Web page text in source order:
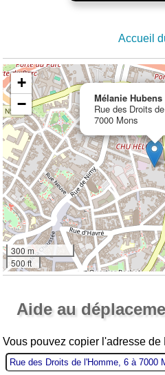
Accueil
Mélanie Hubens
Rue des Droits
7000 Mons
+
−
300 m
500 ft
Aide au
Vous pouvez copier l'adresse de